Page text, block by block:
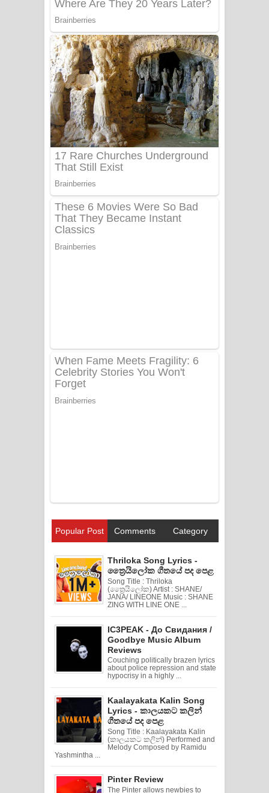
Popular Post Comments Category
Thriloka Song Lyrics -
ත්‍රෛයිලෝක ගීතයේ පද පෙළ
Song Title : Thriloka
(ත්‍රෛයිලෝක) Artist : SHANE/
JANA/ LINEONE Music : SHANE
ZING WITH LINE ONE ...
IC3PEAK - До Свидания /
Goodbye Music Album
Reviews
Couching politically brazen lyrics
about police repression and state
hypocrisy in a highly ...
Kaalayakata Kalin Song
Lyrics - කාලයකට කලින්
ගීතයේ පද පෙළ
Song Title : Kaalayakata Kalin
(කාලයකට කලින්) Performed and
Melody Composed by Ramidu
Yashmintha ...
Pinter Review
The Pinter allows newbies to